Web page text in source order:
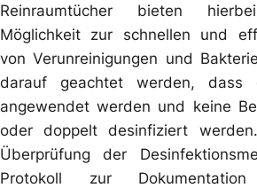
Reinraumtücher bieten
Möglichkeit zur schnellen und
von Verunreinigungen und
darauf geachtet werden, dass
angewendet werden und keine
oder doppelt desinfiziert
Überprüfung der
Protokoll zur